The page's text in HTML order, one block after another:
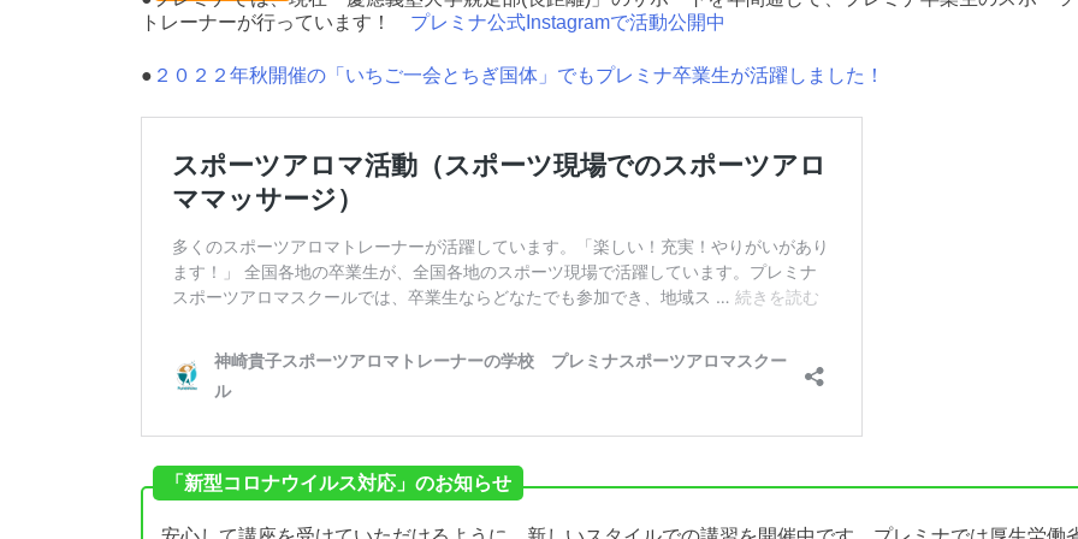
トレーナーが行っています！ プレミナ公式Instagramで活動公開中
● ２０２２年秋開催の「いちご一会とちぎ国体」でもプレミナ卒業生が活躍しました！
「新型コロナウイルス対応」のお知らせ